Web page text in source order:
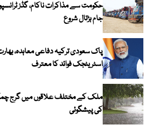
حکومت سے مذاکرات ناکام، گڈز
جام ہڑتال شروع
پاک سعودی ترکیہ دفاعی معاہدہ،
اسٹریٹجک فوائد کا معترف
ملک کے مختلف علاقوں میں گرج
کی پیشگوئی